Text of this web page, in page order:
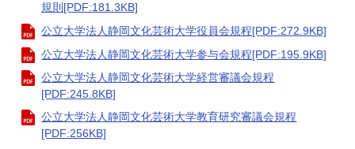
規則[PDF:181.3KB]
公立大学法人静岡文化芸術大学役員会規程[PDF:272.9KB]
公立大学法人静岡文化芸術大学参与会規程[PDF:195.9KB]
公立大学法人静岡文化芸術大学経営審議会規程
[PDF:245.8KB]
公立大学法人静岡文化芸術大学教育研究審議会規程
[PDF:256KB]